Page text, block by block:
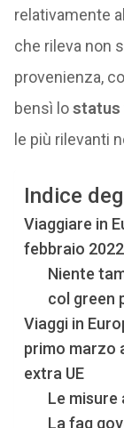
relativamente al
che rileva non
provenienza,
bensì lostatus
le più rilevanti
Indice
Viaggiare in
febbraio 2022
Niente
col green
Viaggi in
primo marzo
extra UE
Le
La faq